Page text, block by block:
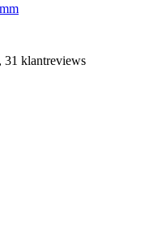
31 klantreviews